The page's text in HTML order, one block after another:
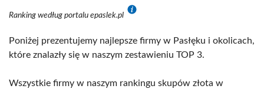
Ranking według portalu epaslek.pl
Poniżej prezentujemy najlepsze firmy w Pasłęku i okolicach,
które znalazły się w naszym zestawieniu TOP 3.
Wszystkie firmy w naszym rankingu skupów złota w